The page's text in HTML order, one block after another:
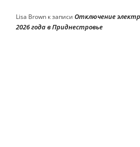
Lisa Brown к записи Отключение
2026 года в Приднестровье